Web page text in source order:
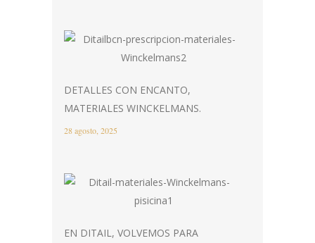
DETALLES CON ENCANTO,
MATERIALES WINCKELMANS.
28 agosto, 2025
EN DITAIL, VOLVEMOS PARA